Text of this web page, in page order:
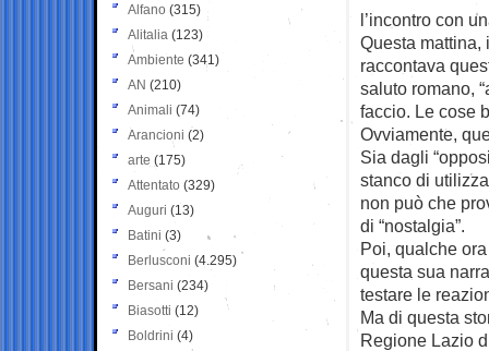
l’incontro con
Questa mattina,
raccontava
saluto romano,
faccio. Le cose
Ovviamente,
Sia dagli
stanco di
non può che
di “nostalgia”.
Poi, qualche
questa sua
testare le
Ma di questa
Regione Lazio
Alfano (315)
Alitalia (123)
Ambiente (341)
AN (210)
Animali (74)
Arancioni (2)
arte (175)
Attentato (329)
Auguri (13)
Batini (3)
Berlusconi (4.295)
Bersani (234)
Biasotti (12)
Boldrini (4)